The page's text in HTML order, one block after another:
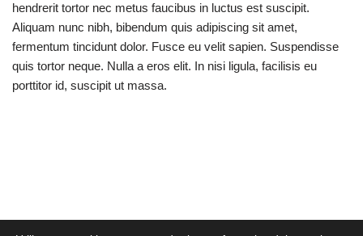
hendrerit tortor nec metus faucibus in luctus est suscipit.
Aliquam nunc nibh, bibendum quis adipiscing sit amet,
fermentum tincidunt dolor. Fusce eu velit sapien. Suspendisse
quis tortor neque. Nulla a eros elit. In nisi ligula, facilisis eu
porttitor id, suscipit ut massa.